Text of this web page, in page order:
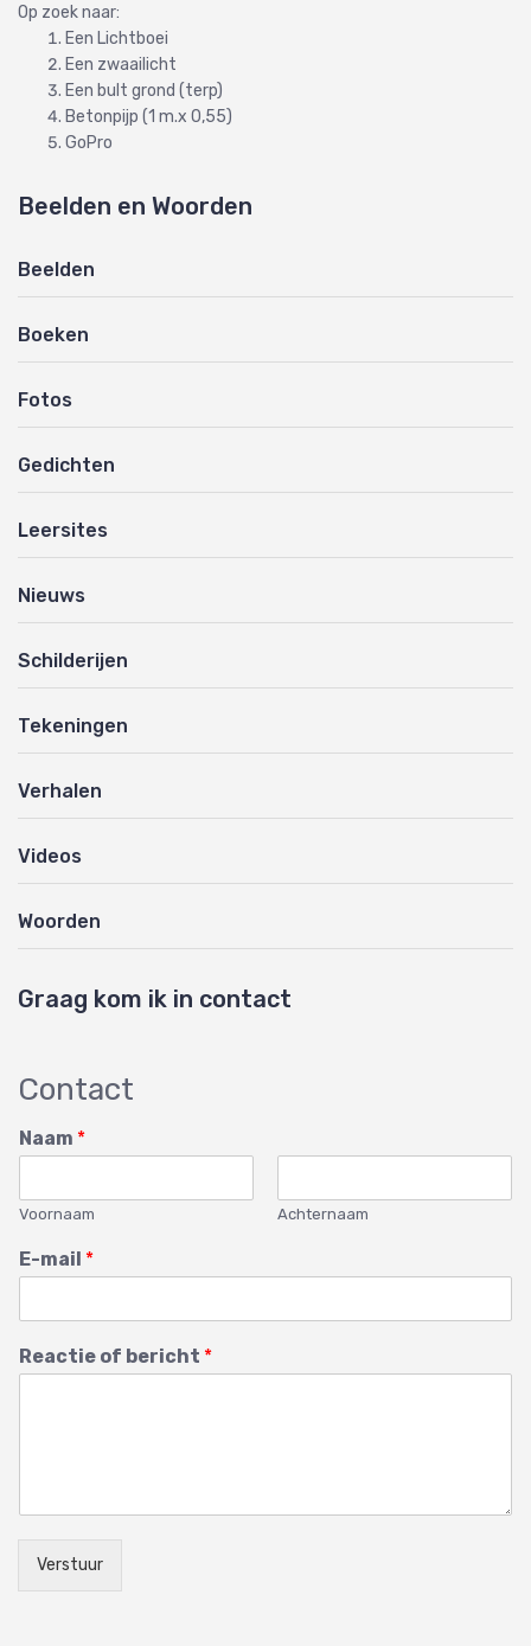
Op zoek naar:
Een Lichtboei
Een zwaailicht
Een bult grond (terp)
Betonpijp (1 m.x 0,55)
GoPro
Beelden en Woorden
Beelden
Boeken
Fotos
Gedichten
Leersites
Nieuws
Schilderijen
Tekeningen
Verhalen
Videos
Woorden
Graag kom ik in contact
Contact
Naam *
Voornaam Achternaam
E-mail *
Reactie of bericht *
Verstuur